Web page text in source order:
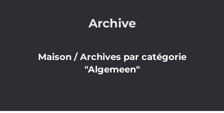
Archive
Maison / Archives par catégorie
"Algemeen"